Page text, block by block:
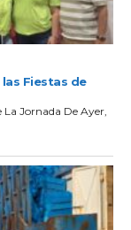
Fiestas de
Jornada De Ayer,